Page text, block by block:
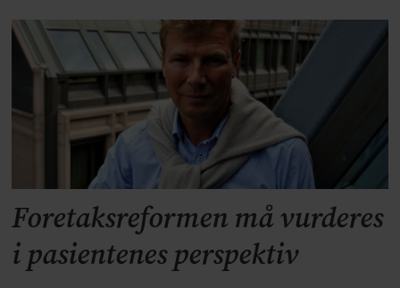
Foretaksreformen må vurderes
i pasientenes perspektiv